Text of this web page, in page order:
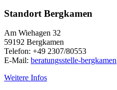
Standort Bergkamen
Am Wiehagen 32
59192 Bergkamen
Telefon: +49 2307/80553
E-Mail: beratungsstelle-
Weitere Infos